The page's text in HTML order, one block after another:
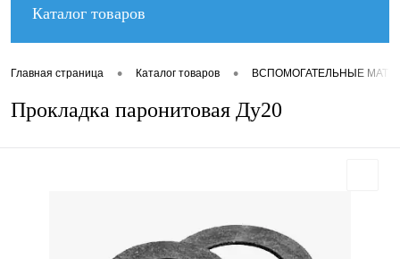
Каталог товаров
Главная страница • Каталог товаров • ВСПОМОГАТЕЛЬНЫЕ
Прокладка паронитовая Ду20